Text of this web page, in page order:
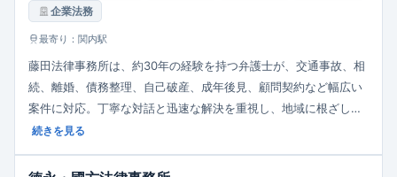
企業法務
最寄り：関内駅
藤田法律事務所は、約30年の経験を持つ弁護士が、交通事故、相
続、離婚、債務整理、自己破産、成年後見、顧問契約など幅広い
案件に対応。丁寧な対話と迅速な解決を重視し、地域に根ざした
信頼の法律支援を提供する事務所です。
続きを見る